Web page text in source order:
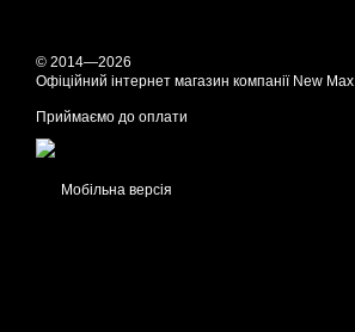
© 2014—2026
Офіційний інтернет магазин компанії New Max
Приймаємо до оплати
Мобільна версія